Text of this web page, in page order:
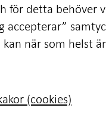
för detta behöver
accepterar”
när som helst
(cookies)